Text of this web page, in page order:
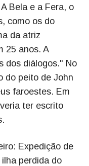
Bela e a Fera, o
como os do
da atriz
25 anos. A
dos diálogos." No
do peito de John
faroestes. Em
ter escrito
Expedição de
perdida do